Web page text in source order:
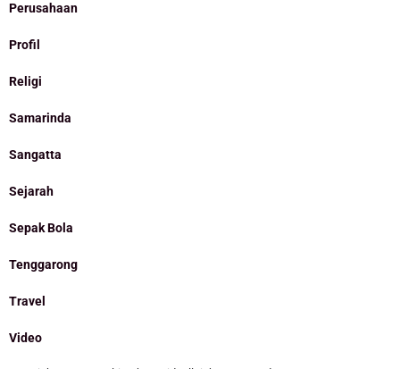
Perusahaan
Profil
Religi
Samarinda
Sangatta
Sejarah
Sepak Bola
Tenggarong
Travel
Video